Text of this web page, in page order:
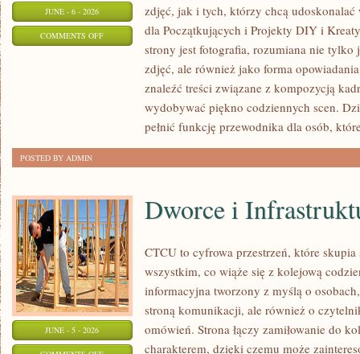
JUNE - 6 - 2026
COMMENTS OFFON
PORADNIKI
POCZĄTKUJĄCYCH
zdjęć, jak i tych, którzy chcą
dla Początkujących i Projekty DIY i
strony jest fotografia, rozumiana nie
zdjęć, ale również jako forma
znaleźć treści związane z kompozycją
wydobywać piękno codziennych scen.
pełnić funkcję przewodnika dla osób,
POSTED BY ADMIN
JUNE - 5 - 2026
Dworce i
CTCU to cyfrowa przestrzeń, które skupia
wszystkim, co wiąże się z kolejową
informacyjna tworzony z myślą o
stroną komunikacji, ale również o
omówień. Strona łączy zamiłowanie do
charakterem, dzięki czemu może